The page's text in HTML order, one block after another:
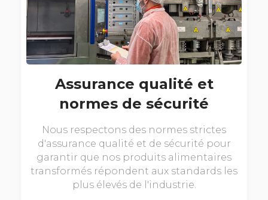
Assurance qualité et
normes de sécurité
Nous respectons des normes strictes
d'assurance qualité et de sécurité pour
garantir que nos produits alimentaires
transformés répondent aux standards les
plus élevés de l'industrie.